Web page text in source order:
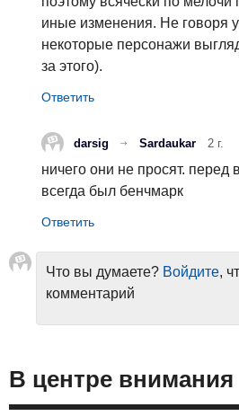
иные изменения. Не говоря
некоторые персонажи
за этого).
darsig Sardaukar 2 г.
ничего они не просят. перед
всегда был бенчмарк
Что вы думаете? Войдите,
комментарий
В центре внимания